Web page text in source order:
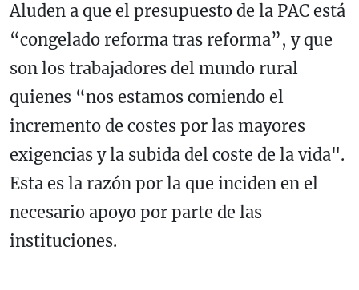
Aluden a que el presupuesto de la PAC está
“congelado reforma tras reforma”, y que
son los trabajadores del mundo rural
quienes “nos estamos comiendo el
incremento de costes por las mayores
exigencias y la subida del coste de la vida".
Esta es la razón por la que inciden en el
necesario apoyo por parte de las
instituciones.